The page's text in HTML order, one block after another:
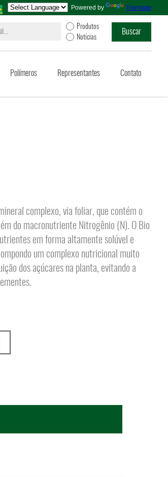
Powered by Translate
Produtos
Notícias
Polímeros Representantes Contato
complexo, via foliar, que contém o
do macronutriente Nitrogênio (N). O Bio
em forma altamente solúvel e
um complexo nutricional muito
dos açúcares na planta, evitando a